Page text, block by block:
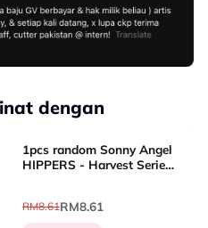
dengan
1pcs random Sonny Angel
HIPPERS - Harvest Series
up?12 types
RM8.61RM8.61